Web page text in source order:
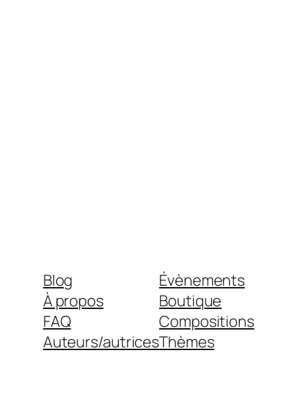
Blog
À propos
FAQ
Auteurs/autrices
Évènements
Boutique
Compositions
Thèmes